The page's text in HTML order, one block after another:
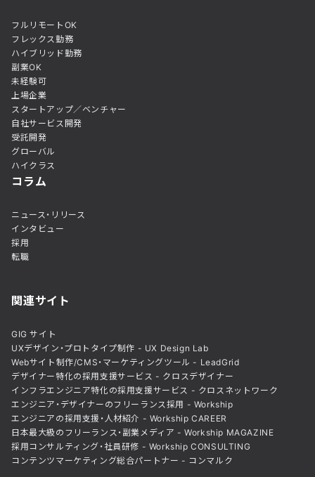
フルリモートOK
フレックス勤務
ハイブリッド勤務
副業OK
未経験可
上場企業
スタートアップ／ベンチャー
自社サービス開発
受託開発
グローバル
ハイクラス
コラム
ニュース・リリース
インタビュー
採用
転職
関連サイト
GIG サイト
UXデザイン・プロトタイプ制作 - UX Design Lab
Webサイト制作/CMS・マーケティングツール - LeadGrid
デザイナー特化の採用支援サービス - クロスデザイナー
インフラエンジニア特化の採用支援サービス - クロスネットワーク
エンジニア・デザイナーのフリーランス採用 - Workship
エンジニアの採用支援・人材紹介 - Workship CAREER
日本最大級のフリーランス・副業メディア - Workship MAGAZINE
採用コンサルティング・社員研修 - Workship CONSULTING
コンテンツマーケティング総合パートナー - コンマルク